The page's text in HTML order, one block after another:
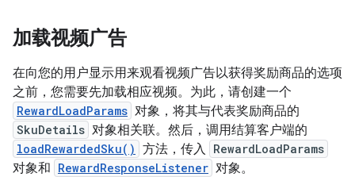
加载视频广告
在向您的用户显示用来观看视频广告以获得奖励商品的选项
之前，您需要先加载相应视频。为此，请创建一个
RewardLoadParams 对象，将其与代表奖励商品的
SkuDetails 对象相关联。然后，调用结算客户端的
loadRewardedSku() 方法，传入 RewardLoadParams
对象和 RewardResponseListener 对象。